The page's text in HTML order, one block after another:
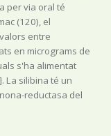
per via oral té
(120), el
entre
en micrograms de
s'ha alimentat
La silibina té un
reductasa del